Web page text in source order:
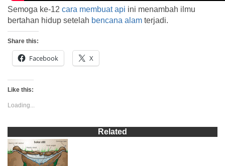
Semoga ke-12 cara membuat api ini menambah ilmu
bertahan hidup setelah bencana alam terjadi.
Share this:
Facebook X
Like this:
Loading...
Related